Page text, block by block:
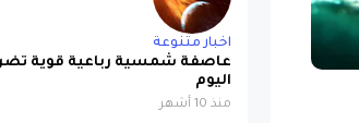
اخبار متنوعة
عاصفة شمسية رباعية قوية
اليوم
منذ 10 أشهر